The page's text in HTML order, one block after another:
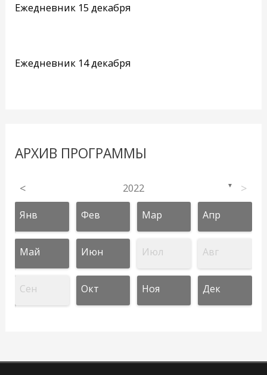
Ежедневник 15 декабря
Ежедневник 14 декабря
АРХИВ ПРОГРАММЫ
< 2022 ▼ >
Янв Фев Мар Апр
Май Июн Июл Авг
Сен Окт Ноя Дек